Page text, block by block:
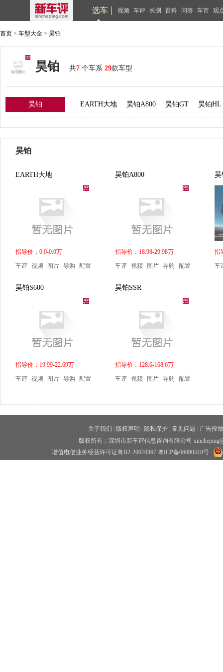
选车 视频 车评 长测 百科 问答 车市 观
首页 > 车型大全 > 昊铂
昊铂 共7 个车系 29款车型
昊铂 EARTH大地 昊铂A800 昊铂GT 昊铂HL
昊铂
EARTH大地
指导价：0.0-0.0万
车评 视频 图片 导购 配置
昊铂A800
指导价：18.98-29.98万
车评 视频 图片 导购 配置
昊
指
车
昊铂S600
指导价：19.99-22.69万
车评 视频 图片 导购 配置
昊铂SSR
指导价：128.6-168.6万
车评 视频 图片 导购 配置
关于我们 版权声明 隐私保护 常见问题
广告投放
版权所有：深圳市新车评信息咨询有限公司
增值电信业务经营许可证粤B2-20070367 粤ICP备06090518号